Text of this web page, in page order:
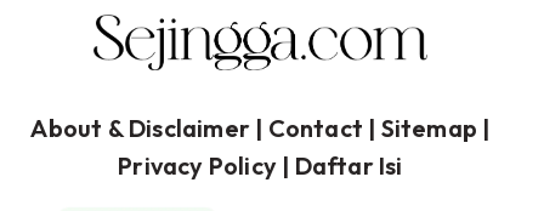
About & Disclaimer | Contact | Sitemap |
Privacy Policy | Daftar Isi